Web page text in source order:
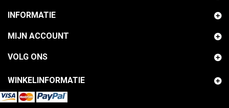
INFORMATIE
MIJN ACCOUNT
VOLG ONS
WINKELINFORMATIE